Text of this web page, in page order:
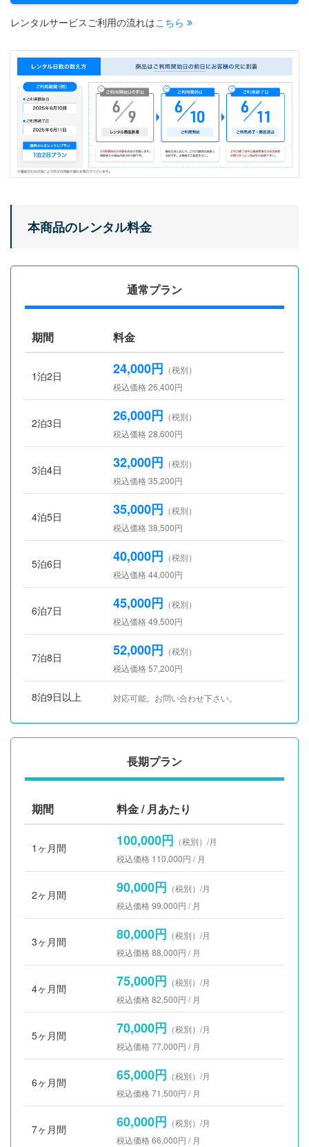
レンタルサービスご利用の流れはこちら
本商品のレンタル料金
通常プラン
期間 料金
1泊2日 24,000円 （税別）
税込価格 26,400円
2泊3日 26,000円 （税別）
税込価格 28,600円
3泊4日 32,000円 （税別）
税込価格 35,200円
4泊5日 35,000円 （税別）
税込価格 38,500円
5泊6日 40,000円 （税別）
税込価格 44,000円
6泊7日 45,000円 （税別）
税込価格 49,500円
7泊8日 52,000円 （税別）
税込価格 57,200円
8泊9日以上 対応可能。お問い合わせ下さい。
長期プラン
期間 料金 / 月あたり
1ヶ月間 100,000円 （税別）/月
税込価格 110,000円 / 月
2ヶ月間 90,000円 （税別）/月
税込価格 99,000円 / 月
3ヶ月間 80,000円 （税別）/月
税込価格 88,000円 / 月
4ヶ月間 75,000円 （税別）/月
税込価格 82,500円 / 月
5ヶ月間 70,000円 （税別）/月
税込価格 77,000円 / 月
6ヶ月間 65,000円 （税別）/月
税込価格 71,500円 / 月
7ヶ月間 60,000円 （税別）/月
税込価格 66,000円 / 月